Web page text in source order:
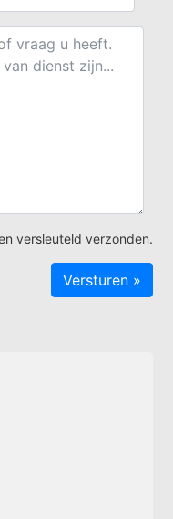
versleuteld verzonden.